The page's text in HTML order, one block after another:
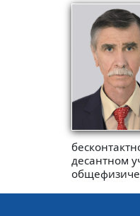
десантном